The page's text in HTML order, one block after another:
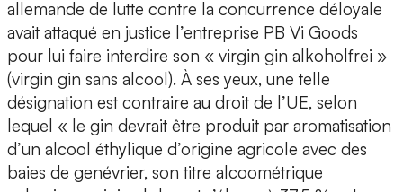
allemande de lutte contre la concurrence déloyale
avait attaqué en justice l’entreprise PB Vi Goods
pour lui faire interdire son « virgin gin alkoholfrei »
(virgin gin sans alcool). À ses yeux, une telle
désignation est contraire au droit de l’UE, selon
lequel « le gin devrait être produit par aromatisation
d’un alcool éthylique d’origine agricole avec des
baies de genévrier, son titre alcoométrique